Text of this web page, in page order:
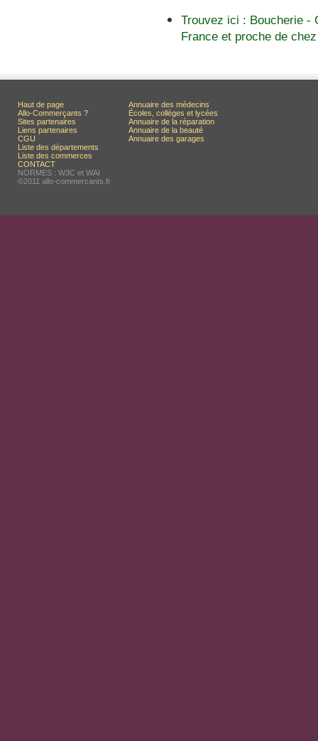
Trouvez ici : Boucherie -
France et proche de
Haut de page
Allo-Commerçants ?
Sites partenaires
Liens partenaires
CGU
Liste des départements
Liste des commerces
CONTACT
NORMES : W3C et WAI
©2011 allo-commercants.fr
Annuaire des médecins
Écoles, collèges et lycées
Annuaire de la réparation
Annuaire de la beauté
Annuaire des garages